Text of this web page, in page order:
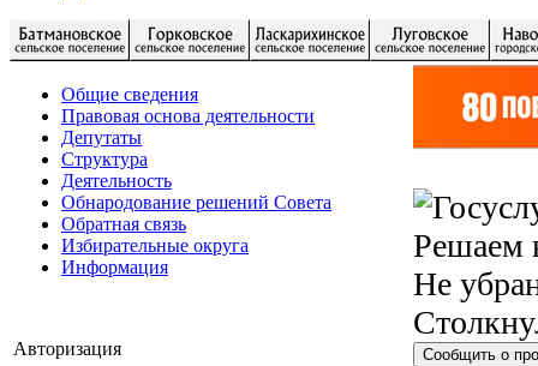
Общие сведения
Правовая основа деятельности
Депутаты
Структура
Деятельность
Обнародование решений Совета
Обратная связь
Избирательные округа
Информация
Авторизация
Решаем
Не
Сообщить о